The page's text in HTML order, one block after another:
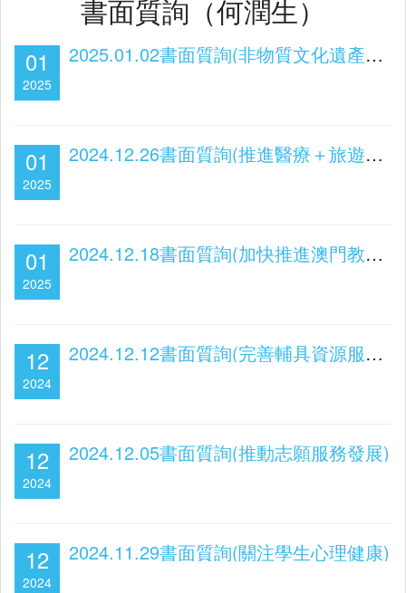
書面質詢（何潤生）
01
2025
2025.01.02書面質詢(非物質文化遺產的教育及推廣)
01
2025
2024.12.26書面質詢(推進醫療＋旅遊的發展)
01
2025
2024.12.18書面質詢(加快推進澳門教育高質量發展)
12
2024
2024.12.12書面質詢(完善輔具資源服務與資助)
12
2024
2024.12.05書面質詢(推動志願服務發展)
12
2024
2024.11.29書面質詢(關注學生心理健康)